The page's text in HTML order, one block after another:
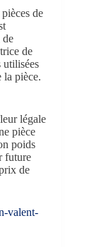
de
de
de
utilisées
la pièce.
légale
pièce
poids
future
de
valent-